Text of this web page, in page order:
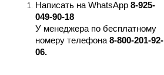
Написать на WhatsApp 8-925-
049-90-18
У менеджера по бесплатному
номеру телефона 8-800-201-92-
06.